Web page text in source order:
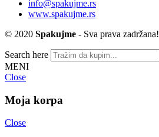
info@spakujme.rs
www.spakujme.rs
© 2020 Spakujme - Sva prava zadržana!
Search here
MENI
Close
Moja korpa
Close